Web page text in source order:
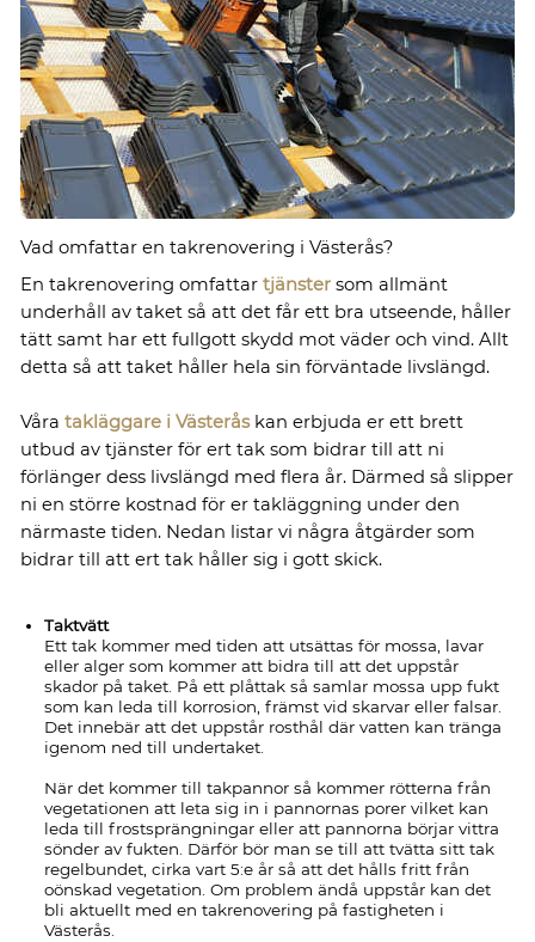
Vad omfattar en takrenovering i Västerås?
En takrenovering omfattar tjänstersom allmänt
underhåll av taket så att det får ett bra utseende, håller
tätt samt har ett fullgott skydd mot väder och vind. Allt
detta så att taket håller hela sin förväntade livslängd.
Våra takläggare i Västeråskan erbjuda er ett brett
utbud av tjänster för ert tak som bidrar till att ni
förlänger dess livslängd med flera år. Därmed så slipper
ni en större kostnad för er takläggning under den
närmaste tiden. Nedan listar vi några åtgärder som
bidrar till att ert tak håller sig i gott skick.
Taktvätt
Ett tak kommer med tiden att utsättas för mossa, lavar
eller alger som kommer att bidra till att det uppstår
skador på taket. På ett plåttak så samlar mossa upp fukt
som kan leda till korrosion, främst vid skarvar eller falsar.
Det innebär att det uppstår rosthål där vatten kan tränga
igenom ned till undertaket.
När det kommer till takpannor så kommer rötterna från
vegetationen att leta sig in i pannornas porer vilket kan
leda till frostsprängningar eller att pannorna börjar vittra
sönder av fukten. Därför bör man se till att tvätta sitt tak
regelbundet, cirka vart 5:e år så att det hålls fritt från
oönskad vegetation. Om problem ändå uppstår kan det
bli aktuellt med en takrenovering på fastigheten i
Västerås.